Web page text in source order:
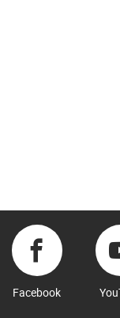
Facebook